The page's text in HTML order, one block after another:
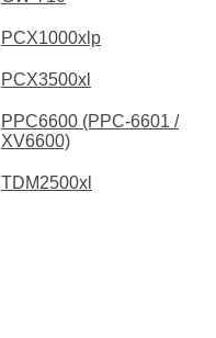
PCX1000xlp
PCX3500xl
PPC6600 (PPC-6601 /
XV6600)
TDM2500xl